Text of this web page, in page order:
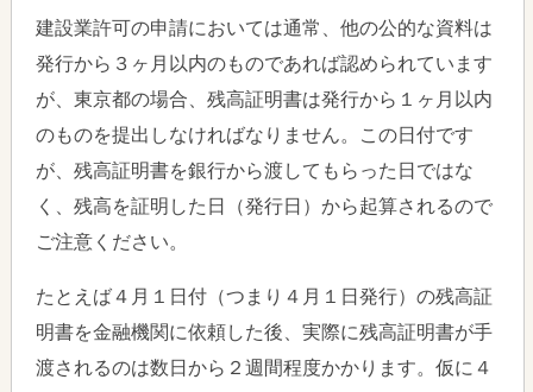
建設業許可の申請においては通常、他の公的な資料は
発行から３ヶ月以内のものであれば認められています
が、東京都の場合、残高証明書は発行から１ヶ月以内
のものを提出しなければなりません。この日付です
が、残高証明書を銀行から渡してもらった日ではな
く、残高を証明した日（発行日）から起算されるので
ご注意ください。
たとえば４月１日付（つまり４月１日発行）の残高証
明書を金融機関に依頼した後、実際に残高証明書が手
渡されるのは数日から２週間程度かかります。仮に４